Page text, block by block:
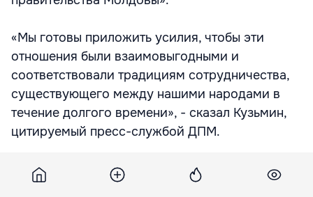
«Мы готовы приложить усилия, чтобы эти
отношения были взаимовыгодными и
соответствовали традициям сотрудничества,
существующего между нашими народами в
течение долгого времени», - сказал Кузьмин,
цитируемый пресс-службой ДПМ.
Российский посол заявил, что встреча с